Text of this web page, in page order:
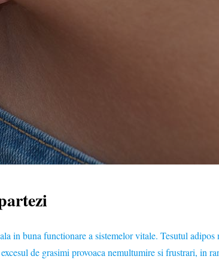
in buna functionare a sistemelor vitale. Tesutul adipos
de grasimi provoaca nemultumire si frustrari, in